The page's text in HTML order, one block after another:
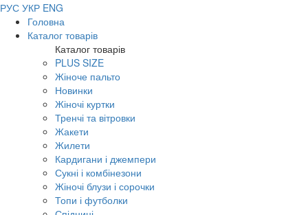
РУС УКР ENG
Головна
Каталог товарів
Каталог товарів
PLUS SIZE
Жіноче пальто
Новинки
Жіночі куртки
Тренчі та вітровки
Жакети
Жилети
Кардигани і джемпери
Сукні і комбінезони
Жіночі блузи і сорочки
Топи і футболки